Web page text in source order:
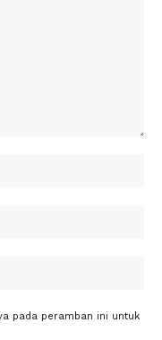
pada peramban ini untuk